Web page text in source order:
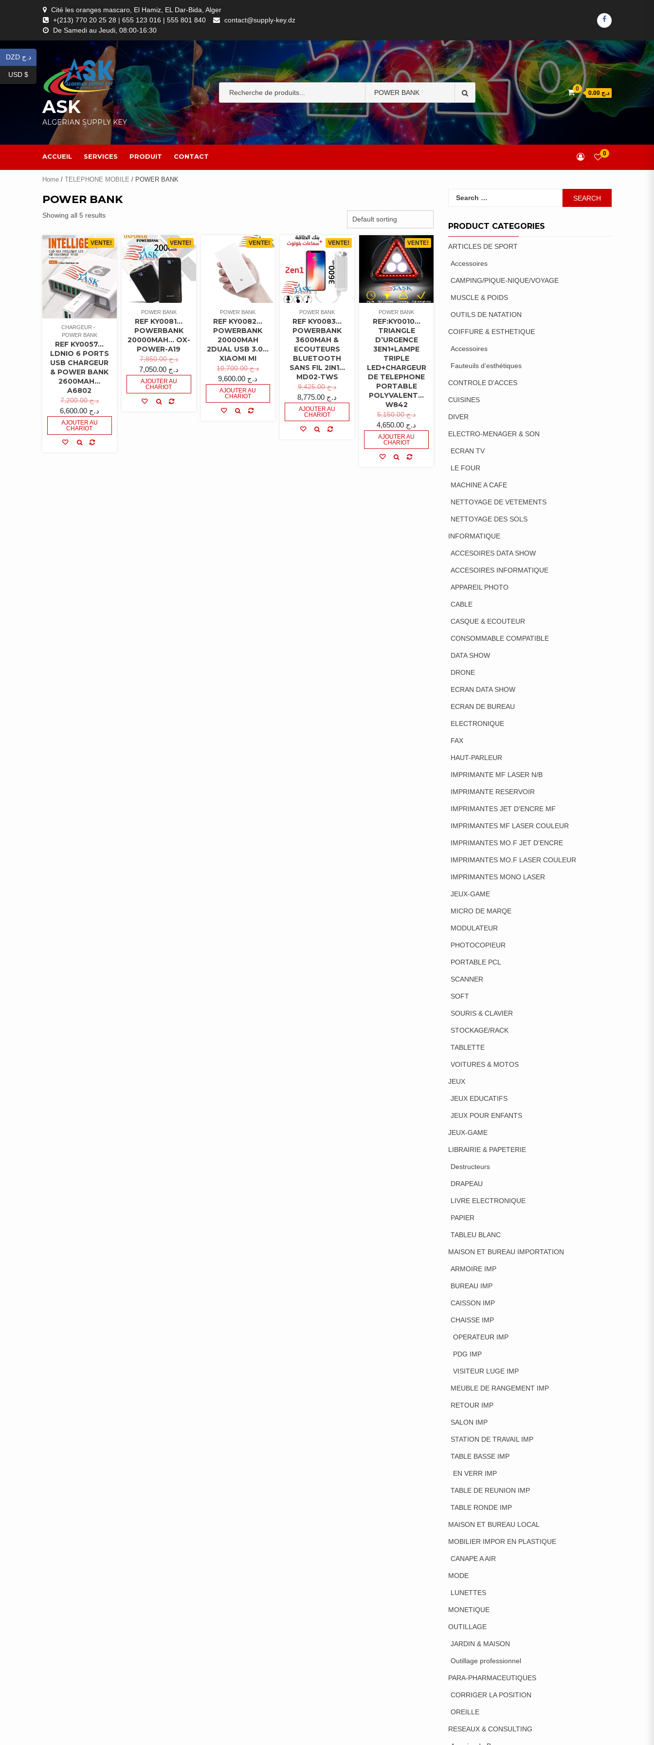
Cité les oranges mascaro, El Hamiz, EL Dar-Bida, Alger
+(213) 770 20 25 28 | 655 123 016 | 555 801 840
contact@supply-key.dz
De Samedi au Jeudi, 08:00-16:30
FACEBOOK
ASK
ALGERIAN SUPPLY KEY
for:
0
د.ج 0.00
ACCUEIL SERVICES PRODUIT CONTACT 0
Home / TELEPHONE MOBILE / POWER BANK
POWER BANK
Showing all 5 results
VENTE!
CHARGEUR
POWER BANK
REF KY0057…
LDNIO 6 PORTS
USB CHARGEUR
& POWER BANK
2600MAH…
A6802
د.ج7,200.00
د.ج 6,600.00
AJOUTER AU
CHARIOT
VENTE!
POWER BANK
REF KY0081…
POWERBANK
20000MAH… OX-
POWER-A19
د.ج7,850.00
د.ج 7,050.00
AJOUTER AU
CHARIOT
VENTE!
POWER BANK
REF KY0082…
POWERBANK
20000MAH
2DUAL USB 3.0…
XIAOMI MI
د.ج10,700.00
د.ج
AJOUTER AU
CHARIOT
VENTE!
POWER BANK
REF KY0083…
POWERBANK
3600MAH &
ECOUTEURS
BLUETOOTH
SANS FIL 2IN1…
MD02-TWS
د.ج9,425.00
د.ج
AJOUTER AU
CHARIOT
VENTE!
POWER BANK
REF:KY0010…
TRIANGLE
D’URGENCE
3EN1+LAMPE
TRIPLE
LED+CHARGEUR
DE TELEPHONE
PORTABLE
POLYVALENT…
W842
د.ج5,150.00
د.ج
AJOUTER AU
CHARIOT
PRODUCT CATEGORIES
ARTICLES DE SPORT
Accessoires
CAMPING/PIQUE-NIQUE/VOYAGE
MUSCLE & POIDS
OUTILS DE NATATION
COIFFURE & ESTHETIQUE
Accessoires
Fauteuils d’esthétiques
CONTROLE D'ACCES
CUISINES
DIVER
ELECTRO-MENAGER & SON
ECRAN TV
LE FOUR
MACHINE A CAFE
NETTOYAGE DE VETEMENTS
NETTOYAGE DES SOLS
INFORMATIQUE
ACCESOIRES DATA SHOW
ACCESOIRES INFORMATIQUE
APPAREIL PHOTO
CABLE
CASQUE & ECOUTEUR
CONSOMMABLE COMPATIBLE
DATA SHOW
DRONE
ECRAN DATA SHOW
ECRAN DE BUREAU
ELECTRONIQUE
FAX
HAUT-PARLEUR
IMPRIMANTE MF LASER N/B
IMPRIMANTE RESERVOIR
IMPRIMANTES JET D'ENCRE MF
IMPRIMANTES MF LASER COULEUR
IMPRIMANTES MO.F JET D'ENCRE
IMPRIMANTES MO.F LASER COULEUR
IMPRIMANTES MONO LASER
JEUX-GAME
MICRO DE MARQE
MODULATEUR
PHOTOCOPIEUR
PORTABLE PCL
SCANNER
SOFT
SOURIS & CLAVIER
STOCKAGE/RACK
TABLETTE
VOITURES & MOTOS
JEUX
JEUX EDUCATIFS
JEUX POUR ENFANTS
JEUX-GAME
LIBRAIRIE & PAPETERIE
Destructeurs
DRAPEAU
LIVRE ELECTRONIQUE
PAPIER
TABLEU BLANC
MAISON ET BUREAU IMPORTATION
ARMOIRE IMP
BUREAU IMP
CAISSON IMP
CHAISSE IMP
OPERATEUR IMP
PDG IMP
VISITEUR LUGE IMP
MEUBLE DE RANGEMENT IMP
RETOUR IMP
SALON IMP
STATION DE TRAVAIL IMP
TABLE BASSE IMP
EN VERR IMP
TABLE DE REUNION IMP
TABLE RONDE IMP
MAISON ET BUREAU LOCAL
MOBILIER IMPOR EN PLASTIQUE
CANAPE A AIR
MODE
LUNETTES
MONETIQUE
OUTILLAGE
JARDIN & MAISON
Outillage professionnel
PARA-PHARMACEUTIQUES
CORRIGER LA POSITION
OREILLE
RESEAUX & CONSULTING
DZD د.ج
USD $